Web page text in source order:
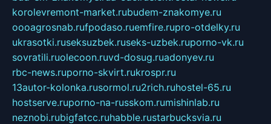
korolevremont-market.rubudem-znakomye.ru
oooagrosnab.rufpodaso.ruemfire.rupro-otdelky.ru
ukrasotki.ruseksuzbek.ruseks-uzbek.ruporno-vk.ru
sovratili.ruolecoon.ruvd-dosug.ruadonyev.ru
rbc-news.ruporno-skvirt.rukrospr.ru
13autor-kolonka.rusormol.ru2rich.ruhostel-65.ru
hostserve.ruporno-na-russkom.rumishinlab.ru
neznobi.rubigfatcc.ruhabble.rustarbucksvia.ru